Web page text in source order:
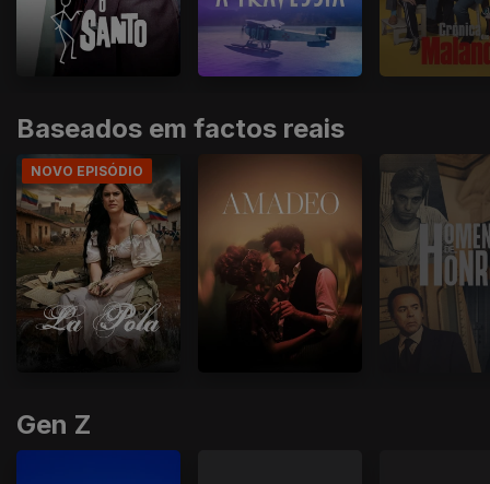
Baseados em factos reais
NOVO EPISÓDIO
Gen Z